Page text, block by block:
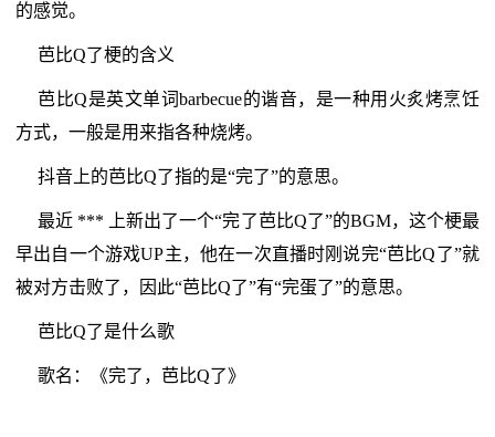
的感觉。
芭比Q了梗的含义
芭比Q是英文单词barbecue的谐音，是一种用火炙烤烹饪
方式，一般是用来指各种烧烤。
抖音上的芭比Q了指的是“完了”的意思。
最近 *** 上新出了一个“完了芭比Q了”的BGM，这个梗最
早出自一个游戏UP主，他在一次直播时刚说完“芭比Q了”就
被对方击败了，因此“芭比Q了”有“完蛋了”的意思。
芭比Q了是什么歌
歌名：《完了，芭比Q了》